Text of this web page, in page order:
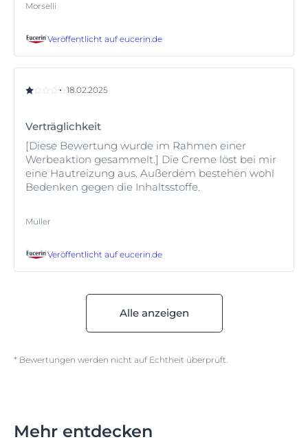
Morselli
Veröffentlicht auf eucerin.de
18.02.2025
Verträglichkeit
[Diese Bewertung wurde im Rahmen einer
Werbeaktion gesammelt.] Die Creme löst bei mir
eine Hautreizung aus. Außerdem bestehen wohl
Bedenken gegen die Inhaltsstoffe.
Müller
Veröffentlicht auf eucerin.de
Alle anzeigen
* Bewertungen werden nicht auf Echtheit überprüft.
Mehr entdecken